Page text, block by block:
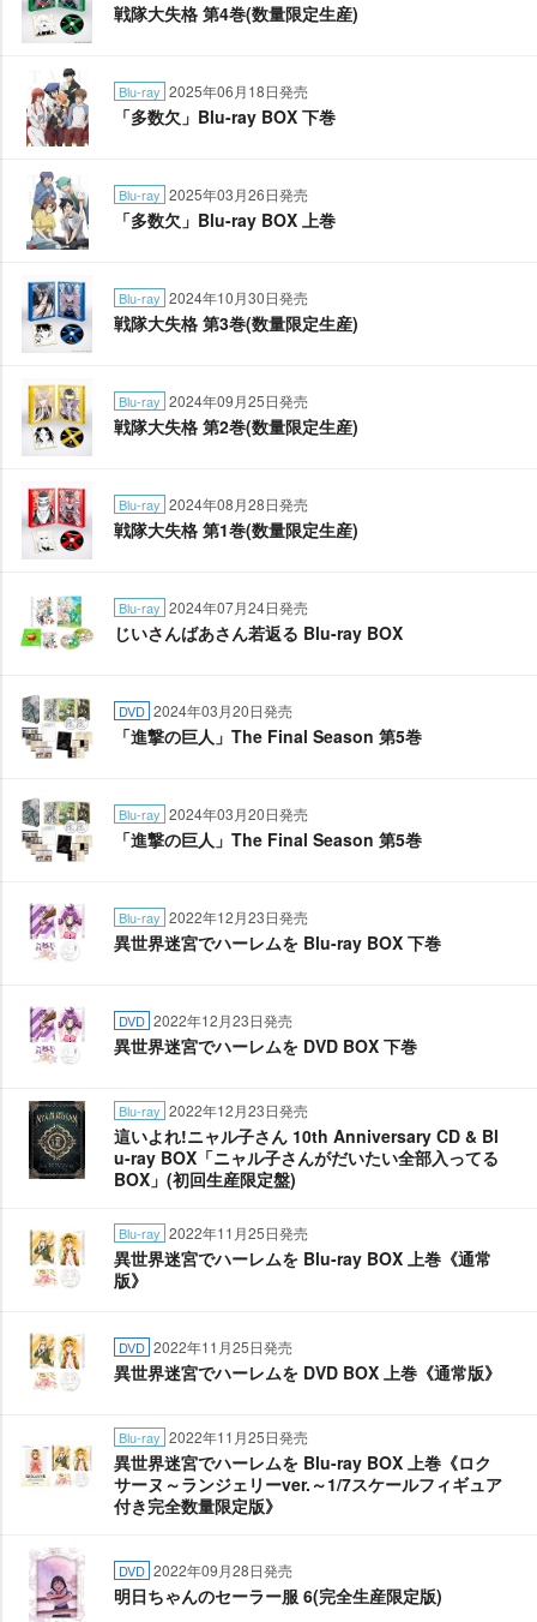
戦隊大失格 第4巻(数量限定生産)
Blu-ray 2025年06月18日発売
「多数欠」Blu-ray BOX 下巻
Blu-ray 2025年03月26日発売
「多数欠」Blu-ray BOX 上巻
Blu-ray 2024年10月30日発売
戦隊大失格 第3巻(数量限定生産)
Blu-ray 2024年09月25日発売
戦隊大失格 第2巻(数量限定生産)
Blu-ray 2024年08月28日発売
戦隊大失格 第1巻(数量限定生産)
Blu-ray 2024年07月24日発売
じいさんばあさん若返る Blu-ray BOX
DVD 2024年03月20日発売
「進撃の巨人」The Final Season 第5巻
Blu-ray 2024年03月20日発売
「進撃の巨人」The Final Season 第5巻
Blu-ray 2022年12月23日発売
異世界迷宮でハーレムを Blu-ray BOX 下巻
DVD 2022年12月23日発売
異世界迷宮でハーレムを DVD BOX 下巻
Blu-ray 2022年12月23日発売
這いよれ!ニャル子さん 10th Anniversary CD & Bl
u-ray BOX「ニャル子さんがだいたい全部入ってる
BOX」(初回生産限定盤)
Blu-ray 2022年11月25日発売
異世界迷宮でハーレムを Blu-ray BOX 上巻《通常
版》
DVD 2022年11月25日発売
異世界迷宮でハーレムを DVD BOX 上巻《通常版》
Blu-ray 2022年11月25日発売
異世界迷宮でハーレムを Blu-ray BOX 上巻《ロク
サーヌ～ランジェリーver.～1/7スケールフィギュア
付き完全数量限定版》
DVD 2022年09月28日発売
明日ちゃんのセーラー服 6(完全生産限定版)